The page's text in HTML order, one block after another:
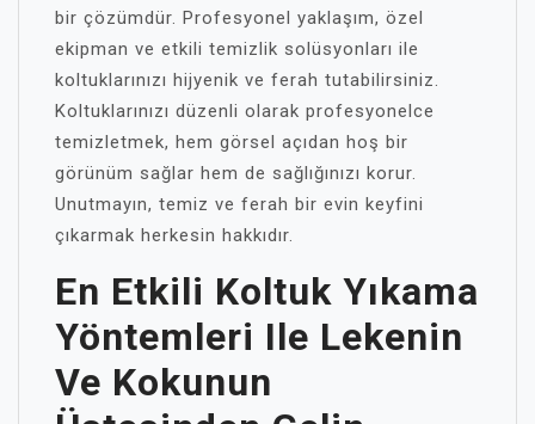
bir çözümdür. Profesyonel yaklaşım, özel
ekipman ve etkili temizlik solüsyonları ile
koltuklarınızı hijyenik ve ferah tutabilirsiniz.
Koltuklarınızı düzenli olarak profesyonelce
temizletmek, hem görsel açıdan hoş bir
görünüm sağlar hem de sağlığınızı korur.
Unutmayın, temiz ve ferah bir evin keyfini
çıkarmak herkesin hakkıdır.
En Etkili Koltuk Yıkama
Yöntemleri Ile Lekenin
Ve Kokunun